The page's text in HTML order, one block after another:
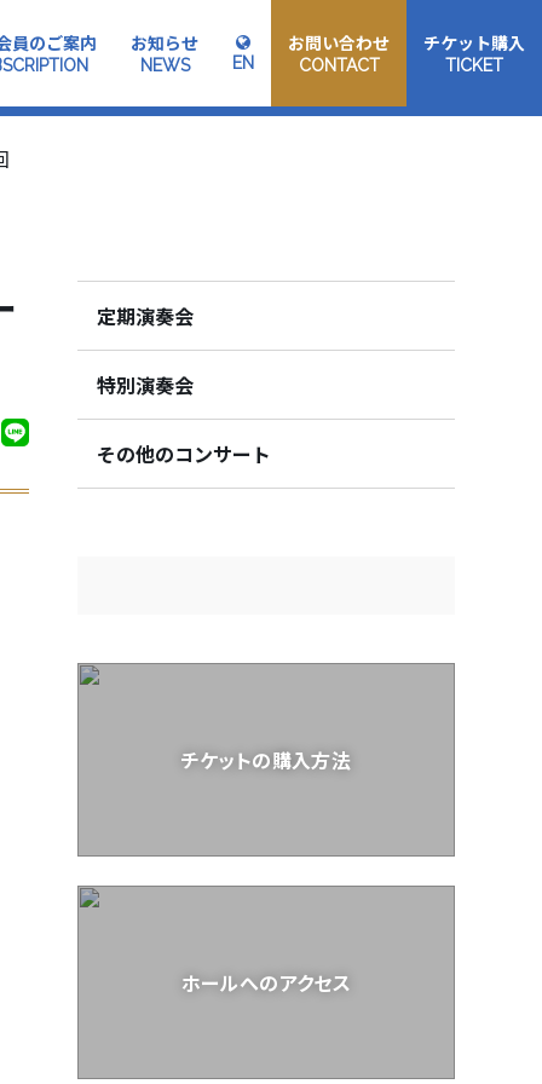
員のご案内 お知らせ
NEWS EN
お問い合わせ
CONTACT
チケット購入
TICKET
定期演奏会
特別演奏会
その他のコンサート
チケットの購入方法
ホールへのアクセス